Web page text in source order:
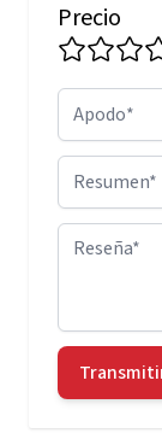
Precio
Apodo
Resumen
Reseña